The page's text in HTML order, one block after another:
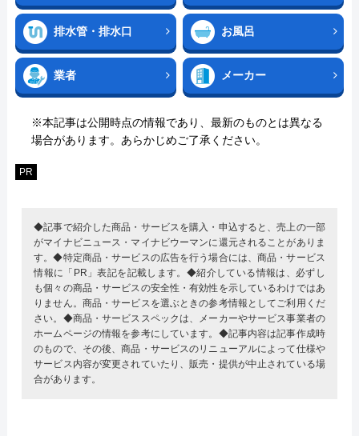
排水管・排水口 お風呂
業者 メーカー
※本記事は公開時点の情報であり、最新のものとは異なる
場合があります。あらかじめご了承ください。
PR
◆記事で紹介した商品・サービスを購入・申込すると、売上の一部
がマイナビニュース・マイナビウーマンに還元されることがありま
す。◆特定商品・サービスの広告を行う場合には、商品・サービス
情報に「PR」表記を記載します。◆紹介している情報は、必ずし
も個々の商品・サービスの安全性・有効性を示しているわけではあ
りません。商品・サービスを選ぶときの参考情報としてご利用くだ
さい。◆商品・サービススペックは、メーカーやサービス事業者の
ホームページの情報を参考にしています。◆記事内容は記事作成時
のもので、その後、商品・サービスのリニューアルによって仕様や
サービス内容が変更されていたり、販売・提供が中止されている場
合があります。